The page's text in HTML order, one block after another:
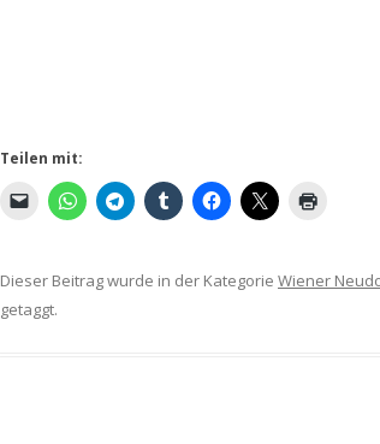
Teilen mit:
Dieser Beitrag wurde in der Kategorie Wiener
getaggt.